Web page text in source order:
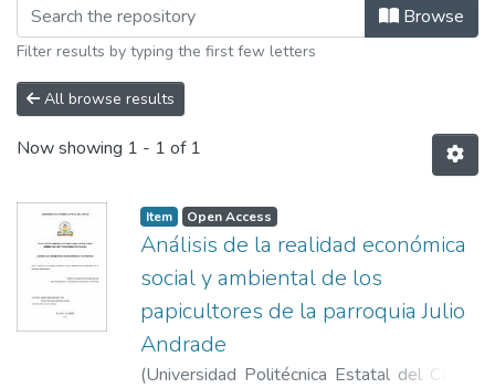
Browse
Filter results by typing the first few letters
All browse results
Now showing 1 - 1 of 1
Item Open Access
Análisis de la realidad económica
social y ambiental de los
papicultores de la parroquia Julio
Andrade
(Universidad Politécnica Estatal del Carchi